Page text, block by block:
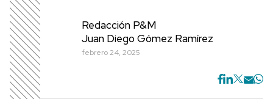
Redacción P&M
Juan Diego Gómez Ramírez
febrero 24, 2025